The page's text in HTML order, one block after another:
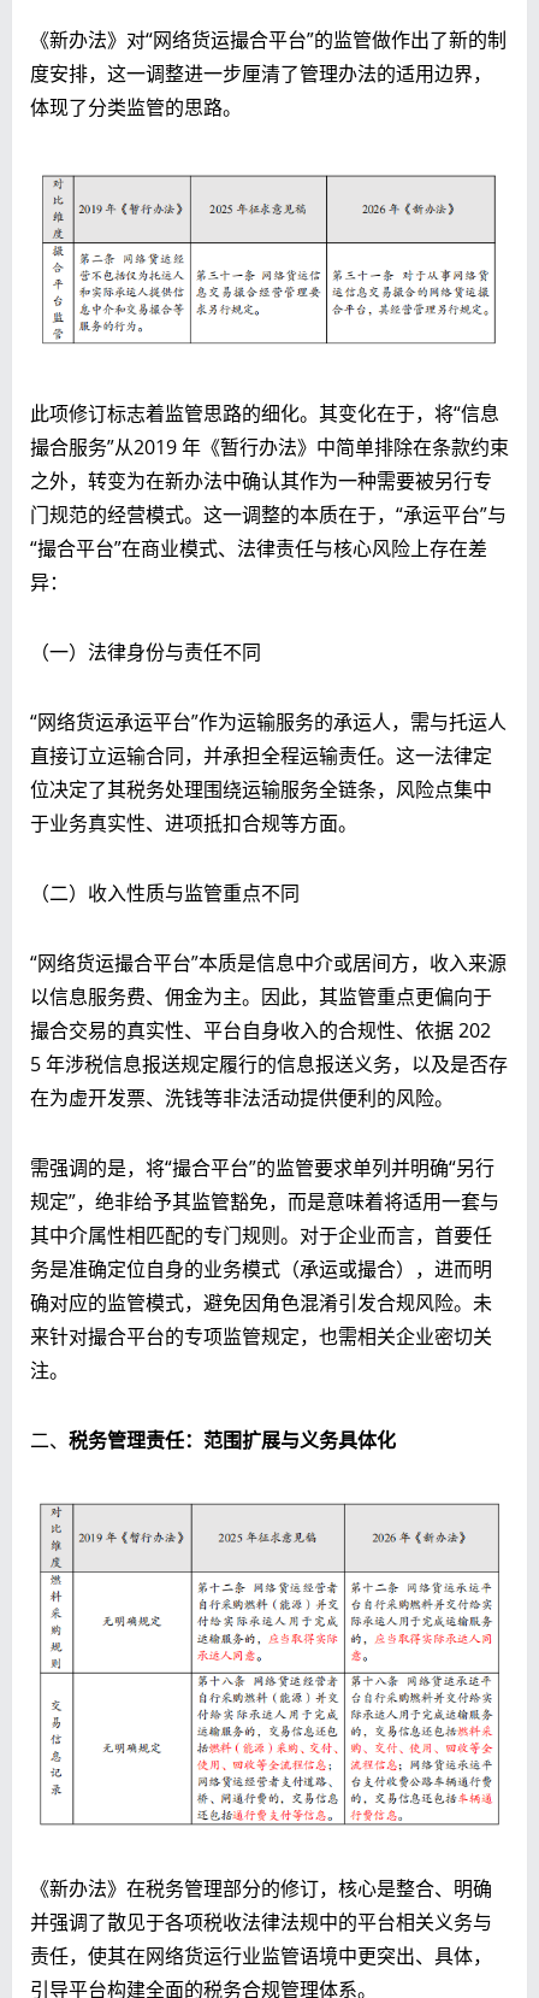
《新办法》对“网络货运撮合平台”的监管做作出了新的制
度安排，这一调整进一步厘清了管理办法的适用边界，
体现了分类监管的思路。
此项修订标志着监管思路的细化。其变化在于，将“信息
撮合服务”从2019 年《暂行办法》中简单排除在条款约束
之外，转变为在新办法中确认其作为一种需要被另行专
门规范的经营模式。这一调整的本质在于，“承运平台”与
“撮合平台”在商业模式、法律责任与核心风险上存在差
异：
（一）法律身份与责任不同
“网络货运承运平台”作为运输服务的承运人，需与托运人
直接订立运输合同，并承担全程运输责任。这一法律定
位决定了其税务处理围绕运输服务全链条，风险点集中
于业务真实性、进项抵扣合规等方面。
（二）收入性质与监管重点不同
“网络货运撮合平台”本质是信息中介或居间方，收入来源
以信息服务费、佣金为主。因此，其监管重点更偏向于
撮合交易的真实性、平台自身收入的合规性、依据 202
5 年涉税信息报送规定履行的信息报送义务，以及是否存
在为虚开发票、洗钱等非法活动提供便利的风险。
需强调的是，将“撮合平台”的监管要求单列并明确“另行
规定”，绝非给予其监管豁免，而是意味着将适用一套与
其中介属性相匹配的专门规则。对于企业而言，首要任
务是准确定位自身的业务模式（承运或撮合），进而明
确对应的监管模式，避免因角色混淆引发合规风险。未
来针对撮合平台的专项监管规定，也需相关企业密切关
注。
二、 税务管理责任：范围扩展与义务具体化
《新办法》在税务管理部分的修订，核心是整合、明确
并强调了散见于各项税收法律法规中的平台相关义务与
责任，使其在网络货运行业监管语境中更突出、具体，
引导平台构建全面的税务合规管理体系。